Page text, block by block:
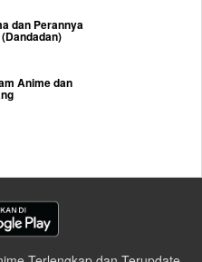
dan Perannya
Anime dan